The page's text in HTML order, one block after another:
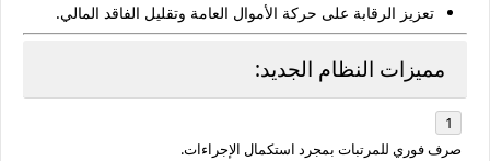
تعزيز الرقابة على حركة الأموال العامة وتقليل الفاقد المالي.
مميزات النظام الجديد:
صرف فوري للمرتبات بمجرد استكمال الإجراءات.